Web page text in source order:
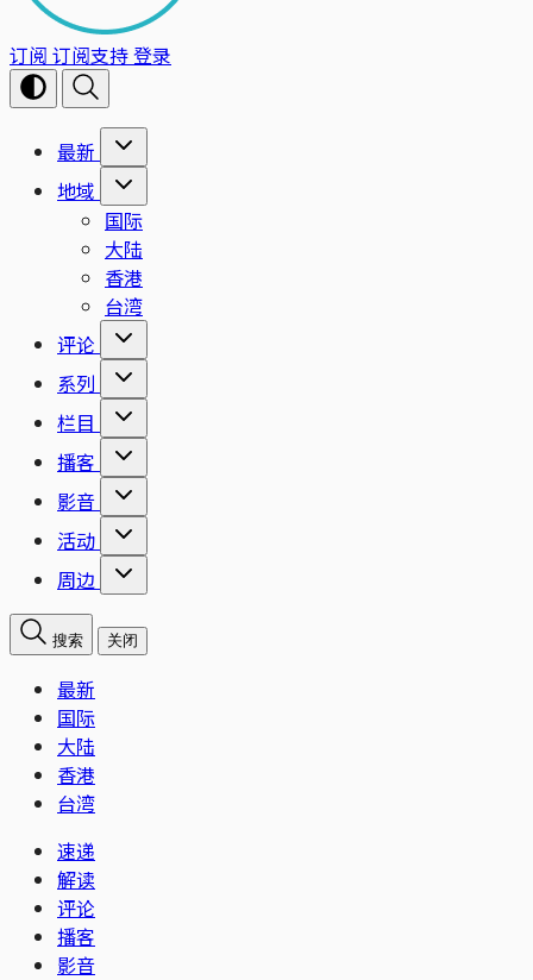
订阅 订阅支持登录
最新
地域
国际
大陆
香港
台湾
评论
系列
栏目
播客
影音
活动
周边
搜索 关闭
最新
国际
大陆
香港
台湾
速递
解读
评论
播客
影音